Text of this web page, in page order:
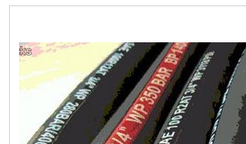
hidráulicos.Uso da
hidráulicas devem conferir total
e por este motivo são
fabricadas com aço refor...